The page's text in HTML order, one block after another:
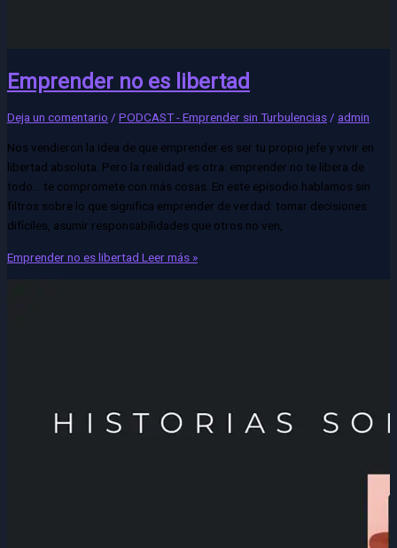
Emprender no es libertad
Deja un comentario / PODCAST - Emprender sin Turbulencias / admin
Nos vendieron la idea de que emprender es ser tu propio jefe y vivir en
libertad absoluta. Pero la realidad es otra: emprender no te libera de
todo… te compromete con más cosas. En este episodio hablamos sin
filtros sobre lo que significa emprender de verdad: tomar decisiones
difíciles, asumir responsabilidades que otros no ven,
Emprender no es libertad Leer más »